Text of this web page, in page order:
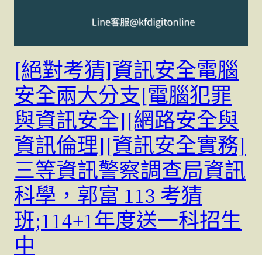
[絕對考猜]資訊安全電腦
安全兩大分支[電腦犯罪
與資訊安全][網路安全與
資訊倫理][資訊安全實務]
三等資訊警察調查局資訊
科學，郭富 113 考猜
班;114+1年度送一科招生
中